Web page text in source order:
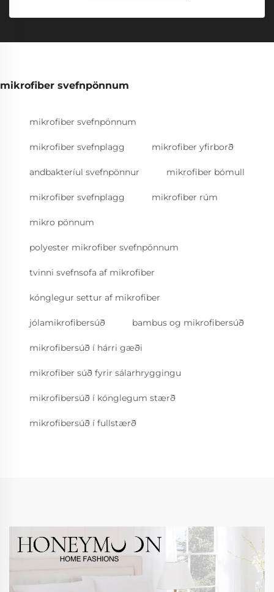
mikrofiber svefnpönnum
mikrofiber svefnpönnum
mikrofiber svefnplagg mikrofiber yfirborð
andbakteríul svefnpönnur mikrofiber bómull
mikrofiber svefnplagg mikrofiber rúm
mikro pönnum
polyester mikrofiber svefnpönnum
tvinni svefnsofa af mikrofiber
kónglegur settur af mikrofiber
jólamikrofibersúð bambus og mikrofibersúð
mikrofibersúð í hárri gæði
mikrofiber súð fyrir sálarhryggingu
mikrofibersúð í kónglegum stærð
mikrofibersúð í fullstærð